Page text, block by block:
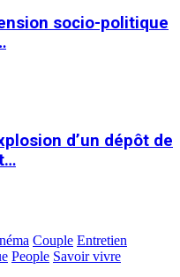
socio-politique
d’un dépôt de
Couple Entretien
People Savoir vivre